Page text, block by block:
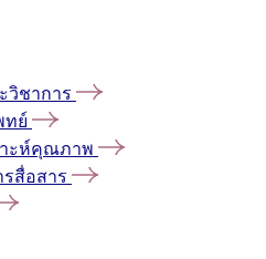
วิชาการ
ทย์
าะห์คุณภาพ
สื่อสาร